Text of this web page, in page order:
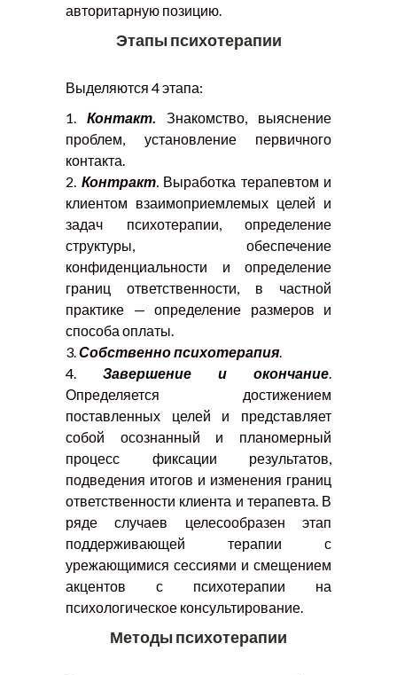
авторитарную позицию.
Этапы психотерапии
Выделяются 4 этапа:
1. Контакт. Знакомство, выяснение
проблем, установление первичного
контакта.
2. Контракт.Выработка терапевтом и
клиентом взаимоприемлемых целей и
задач психотерапии, определение
структуры, обеспечение
конфиденциальности и определение
границ ответственности, в частной
практике — определение размеров и
способа оплаты.
3.Собственно психотерапия.
4. Завершение и окончание.
Определяется достижением
поставленных целей и представляет
собой осознанный и планомерный
процесс фиксации результатов,
подведения итогов и изменения границ
ответственности клиента и терапевта. В
ряде случаев целесообразен этап
поддерживающей терапии с
урежающимися сессиями и смещением
акцентов с психотерапии на
психологическое консультирование.
Методы психотерапии